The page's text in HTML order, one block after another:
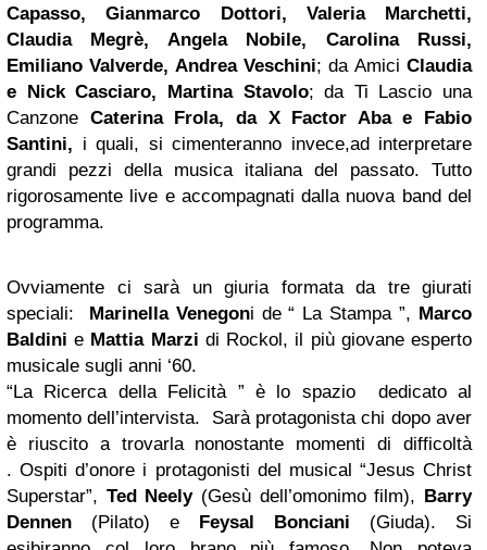
Capasso, Gianmarco Dottori, Valeria Marchetti,
Claudia Megrè, Angela Nobile, Carolina Russi,
Emiliano Valverde, Andrea Veschini; da Amici Claudia
e Nick Casciaro, Martina Stavolo; da Ti Lascio una
Canzone Caterina Frola, da X Factor Aba e Fabio
Santini, i quali, si cimenteranno invece,ad interpretare
grandi pezzi della musica italiana del passato. Tutto
rigorosamente live e accompagnati dalla nuova band del
programma.
Ovviamente ci sarà un giuria formata da tre giurati
speciali: Marinella Venegoni de “ La Stampa ”, Marco
Baldini e Mattia Marzi di Rockol, il più giovane esperto
musicale sugli anni ‘60.
“La Ricerca della Felicità ” è lo spazio dedicato al
momento dell’intervista. Sarà protagonista chi dopo aver
è riuscito a trovarla nonostante momenti di difficoltà
. Ospiti d’onore i protagonisti del musical “Jesus Christ
Superstar”, Ted Neely(Gesù dell’omonimo film), Barry
Dennen (Pilato) e Feysal Bonciani
(Giuda). Si